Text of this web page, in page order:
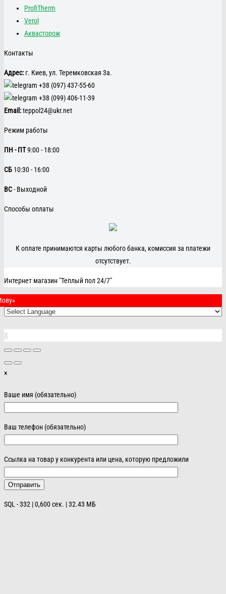
ProfiTherm
Verol
Аквасторож
Контакты
Адрес: г. Киев, ул. Теремковская 3а.
+38 (097) 437-55-60
+38 (099) 406-11-39
Email:teppol24@ukr.net
Режим работы
ПН - ПТ9:00 - 18:00
CБ 10:30 - 16:00
ВС- Выходной
Способы оплаты
К оплате принимаются карты любого банка, комиссия за платежи
отсутствует.
Интернет магазин "Теплый пол 24/7"
X
×
Ваше имя (обязательно)
Ваш телефон (обязательно)
Ссылка на товар у конкурента или цена, которую предложили
SQL - 332 | 0,600 сек. | 32.43 МБ